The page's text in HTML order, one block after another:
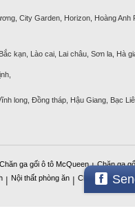
City Garden, Horizon, Hoàng Anh
kạn, Lào cai, Lai châu, Sơn la, Hà
long, Đồng tháp, Hậu Giang, Bạc
Chăn ga gối ô tô McQueen|Chăn ga
| Nội thất phòng ăn | Chăn ga gối 3D